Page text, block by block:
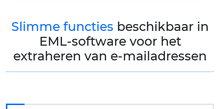
Slimme functies beschikbaar in
EML-software voor het
extraheren van e-mailadressen